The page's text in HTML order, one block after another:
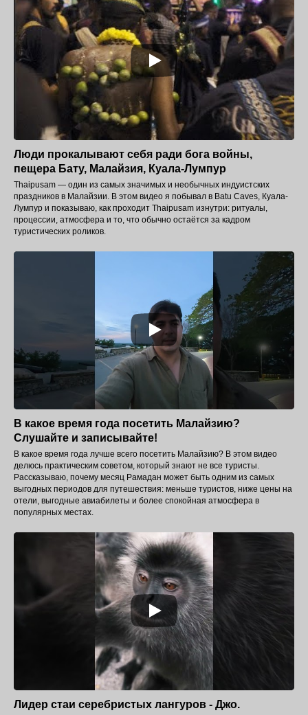
Люди прокалывают себя ради бога войны,
пещера Бату, Малайзия, Куала-Лумпур
Thaipusam — один из самых значимых и необычных индуистских
праздников в Малайзии. В этом видео я побывал в Batu Caves, Куала-
Лумпур и показываю, как проходит Thaipusam изнутри: ритуалы,
процессии, атмосфера и то, что обычно остаётся за кадром
туристических роликов.
В какое время года посетить Малайзию?
Слушайте и записывайте!
В какое время года лучше всего посетить Малайзию? В этом видео
делюсь практическим советом, который знают не все туристы.
Рассказываю, почему месяц Рамадан может быть одним из самых
выгодных периодов для путешествия: меньше туристов, ниже цены на
отели, выгодные авиабилеты и более спокойная атмосфера в
популярных местах.
Лидер стаи серебристых лангуров - Джо.